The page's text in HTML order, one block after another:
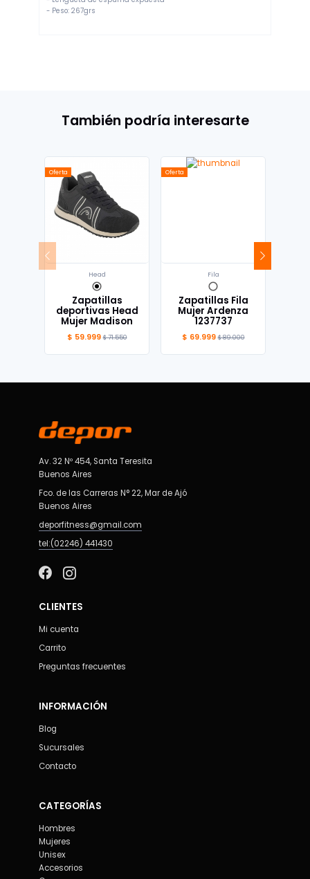
- Peso: 267grs
También podría interesarte
Oferta
Head
Zapatillas
deportivas Head
Mujer Madison
$ 59.999 $ 71.550
Oferta
Fila
Zapatillas Fila
Mujer Ardenza
1237737
$ 69.999 $ 89.000
Av. 32 Nº 454, Santa Teresita
Buenos Aires
Fco. de las Carreras N° 22, Mar de Ajó
Buenos Aires
deporfitness@gmail.com
tel:(02246) 441430
CLIENTES
Mi cuenta
Carrito
Preguntas frecuentes
INFORMACIÓN
Blog
Sucursales
Contacto
CATEGORÍAS
Hombres
Mujeres
Unisex
Accesorios